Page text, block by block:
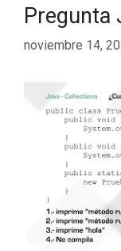
Pregunta
noviembre 14,